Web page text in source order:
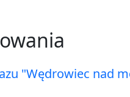
"Wędrowiec nad